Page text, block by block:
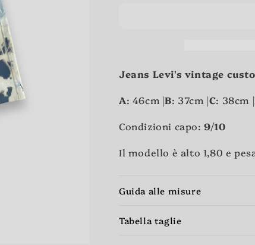
Jeans Levi's vintage
A: 46cm |B: 37cm |C: 38cm |
Condizioni capo: 9/10
Il modello è alto 1,80 e
Guida alle misure
Tabella taglie